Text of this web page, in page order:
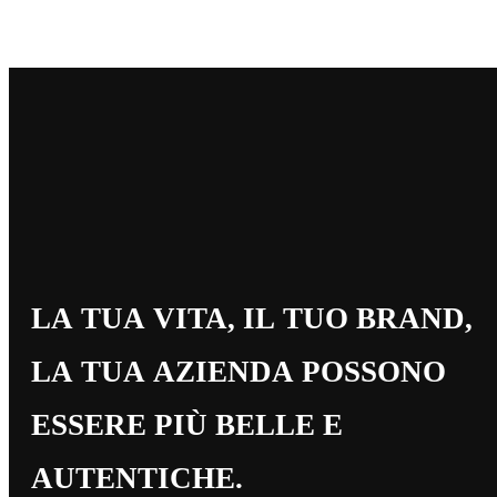
LA TUA VITA, IL TUO BRAND,
LA TUA AZIENDA POSSONO
ESSERE PIÙ BELLE E
AUTENTICHE.